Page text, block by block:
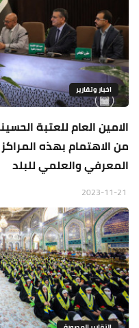
اخبار وتقارير
الامين العام للعتبة
من الاهتمام بهذه
المعرفي والعلمي للبلد